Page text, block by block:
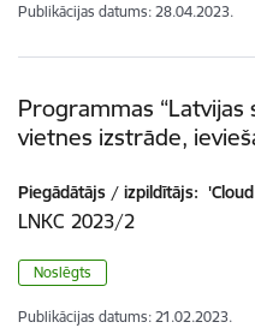
Publikācijas datums: 28.04.2023.
Programmas “Latvijas
vietnes izstrāde,
Piegādātājs / izpildītājs:
LNKC 2023/2
Noslēgts
Publikācijas datums: 21.02.2023.